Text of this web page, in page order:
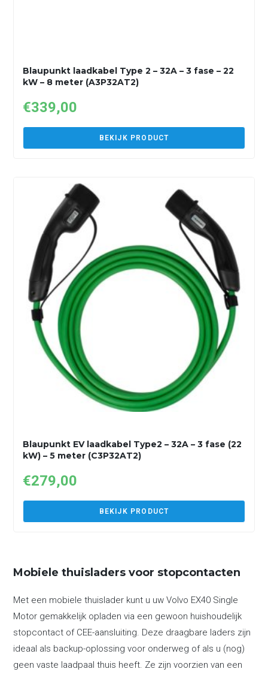
Blaupunkt laadkabel Type 2 – 32A – 3 fase – 22
kW – 8 meter (A3P32AT2)
€339,00
BEKIJK PRODUCT
Blaupunkt EV laadkabel Type2 – 32A – 3 fase (22
kW) – 5 meter (C3P32AT2)
€279,00
BEKIJK PRODUCT
Mobiele thuisladers voor stopcontacten
Met een mobiele thuislader kunt u uw Volvo EX40 Single
Motor gemakkelijk opladen via een gewoon huishoudelijk
stopcontact of CEE-aansluiting. Deze draagbare laders zijn
ideaal als backup-oplossing voor onderweg of als u (nog)
geen vaste laadpaal thuis heeft. Ze zijn voorzien van een